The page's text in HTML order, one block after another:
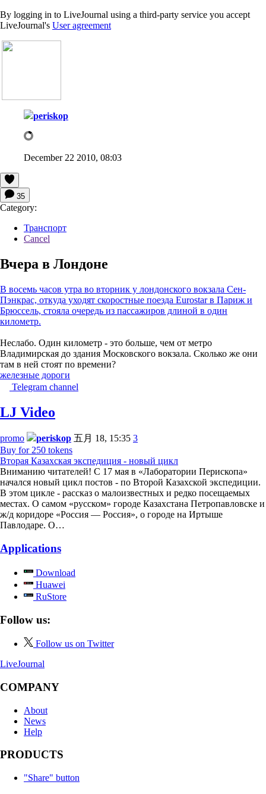
By logging in to LiveJournal using a third-party service you accept
LiveJournal's User agreement
periskop
December 22 2010, 08:03
35
Category:
Транспорт
Cancel
Вчера в Лондоне
В восемь часов утра во вторник у лондонского вокзала Сен-
Пэнкрас, откуда уходят скоростные поезда Eurostar в Париж и
Брюссель, стояла очередь из пассажиров длиной в один
километр.
Неслабо. Один километр - это больше, чем от метро
Владимирская до здания Московского вокзала. Сколько же они
там в ней стоят по времени?
железные дороги
Telegram channel
LJ Video
promo periskop 五月 18, 15:35 3
Buy for 250 tokens
Вторая Казахская экспедиция - новый цикл
Вниманию читателей! С 17 мая в «Лаборатории Перископа»
начался новый цикл постов - по Второй Казахской экспедиции.
В этом цикле - рассказ о малоизвестных и редко посещаемых
местах. О самом «русском» городе Казахстана Петропавловске и
ж/д коридоре «Россия — Россия», о городе на Иртыше
Павлодаре. О…
Applications
Download
Huawei
RuStore
Follow us:
Follow us on Twitter
LiveJournal
COMPANY
About
News
Help
PRODUCTS
"Share" button